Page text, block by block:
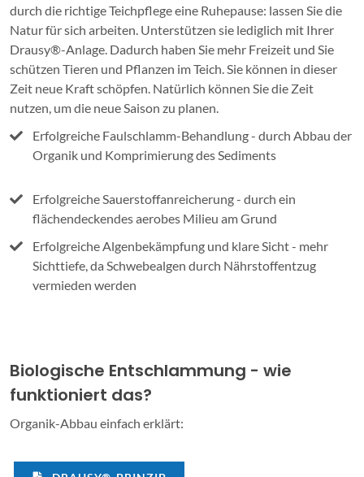
durch die richtige Teichpflege eine Ruhepause: lassen Sie die
Natur für sich arbeiten. Unterstützen sie lediglich mit Ihrer
Drausy®-Anlage. Dadurch haben Sie mehr Freizeit und Sie
schützen Tieren und Pflanzen im Teich. Sie können in dieser
Zeit neue Kraft schöpfen. Natürlich können Sie die Zeit
nutzen, um die neue Saison zu planen.
Erfolgreiche Faulschlamm-Behandlung - durch Abbau der
Organik und Komprimierung des Sediments
Erfolgreiche Sauerstoffanreicherung - durch ein
flächendeckendes aerobes Milieu am Grund
Erfolgreiche Algenbekämpfung und klare Sicht - mehr
Sichttiefe, da Schwebealgen durch Nährstoffentzug
vermieden werden
Biologische Entschlammung - wie
funktioniert das?
Organik-Abbau einfach erklärt: